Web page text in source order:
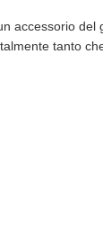
accessorio del
tanto